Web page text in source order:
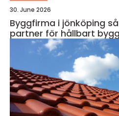
30. June 2026
Byggfirma i jönköping så väljer du rätt
partner för hållbart